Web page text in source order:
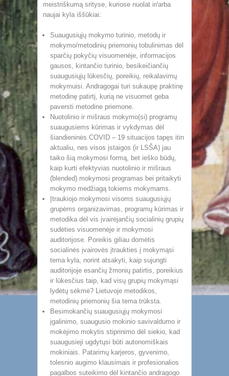
meistriškumą srityse, kuriose nuolat ir/arba
naujai kyla iššūkiai:
Suaugusiųjų mokymo turinio, metodų ir
mokymo/metodinių priemonių tobulinimas dėl
sparčių pokyčių visuomenėje, informacijos
gausos, kintančio turinio, besikeičiančių
suaugusiųjų lūkesčių, poreikių, reikalavimų
mokymuisi. Andragogai turi sukaupę praktinę
metodinę patirtį, kurią ne visuomet geba
paversti metodine priemone.
Nuotolinio ir mišraus mokymo(si) programų
suaugusiems kūrimas ir vykdymas dėl
šiandieninės COVID – 19 situacijos tapęs itin
aktualiu, nes visos įstaigos (ir LSŠA) jau
taiko šią mokymosi formą, bet ieško būdų,
kaip kurti efektyvias nuotolinio ir mišraus
(blended) mokymosi programas bei pritaikyti
mokymo medžiagą tokiems mokymams.
Įtraukiojo mokymosi visoms suaugusiųjų
grupėms organizavimas, programų kūrimas ir
metodika dėl vis įvairėjančių socialinių grupių
sudėties visuomenėje ir mokymosi
auditorijose. Poreikis giliau domėtis
socialinės įvairovės įtraukties į mokymąsi
tema kyla, norint atsakyti, kaip sujungti
auditorijoje esančių žmonių patirtis, poreikius
ir lūkesčius taip, kad visų grupių mokymąsi
lydėtų sėkmė? Lietuvoje metodikos,
metodinių priemonių šia tema trūksta.
Besimokančių suaugusiųjų mokymosi
įgalinimo, suaugusio mokinio savivaldumo ir
mokėjimo mokytis stiprinimo dėl siekio, kad
suaugusieji ugdytųsi būti autonomiškais
mokiniais. Patarimų karjeros, gyvenimo,
tolesnio augimo klausimais ir profesionalios
pagalbos suteikimo dėl kintančio andragogo